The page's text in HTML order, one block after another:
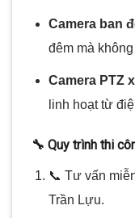
Camera ban
đêm mà
Camera PTZ
linh hoạt từ
🔧 Quy trình thi
📞 Tư vấn
Trần Lựu.